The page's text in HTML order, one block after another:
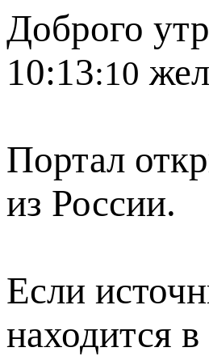
Доброго
10:13:10
Портал
из России.
Если
находится